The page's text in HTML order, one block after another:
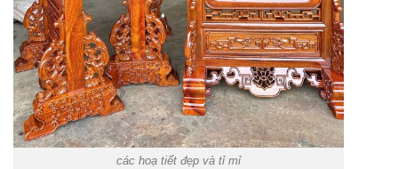
các hoạ tiết đẹp và tỉ mỉ